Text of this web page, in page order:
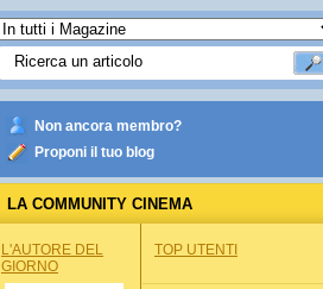
Non ancora membro?
Proponi il tuo blog
LA COMMUNITY CINEMA
L'AUTORE DEL
GIORNO
TOP UTENTI